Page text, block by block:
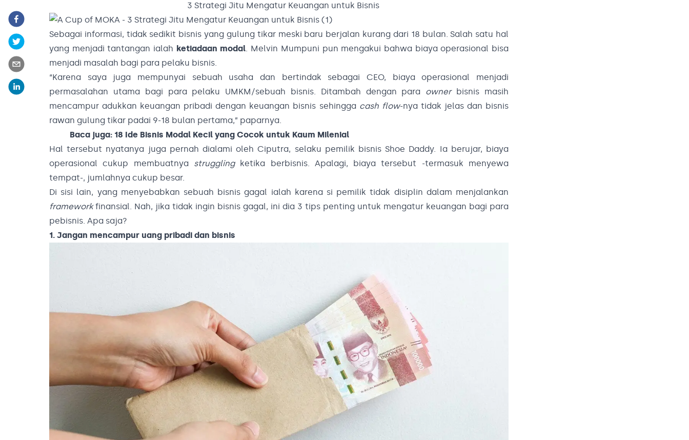
3 Strategi Jitu Mengatur Keuangan untuk Bisnis
Sebagai informasi, tidak sedikit bisnis yang gulung tikar meski baru berjalan kurang dari 18 bulan. Salah satu hal
yang menjadi tantangan ialah ketiadaan modal. Melvin Mumpuni pun mengakui bahwa biaya operasional bisa
menjadi masalah bagi para pelaku bisnis.
“Karena saya juga mempunyai sebuah usaha dan bertindak sebagai CEO, biaya operasional menjadi
permasalahan utama bagi para pelaku UMKM/sebuah bisnis. Ditambah dengan para owner bisnis masih
mencampur adukkan keuangan pribadi dengan keuangan bisnis sehingga cash flow-nya tidak jelas dan bisnis
rawan gulung tikar padai 9-18 bulan pertama,” paparnya.
Baca juga: 18 Ide Bisnis Modal Kecil yang Cocok untuk Kaum Milenial
Hal tersebut nyatanya juga pernah dialami oleh Ciputra, selaku pemilik bisnis Shoe Daddy. Ia berujar, biaya
operasional cukup membuatnya strugglingketika berbisnis. Apalagi, biaya tersebut -termasuk menyewa
tempat-, jumlahnya cukup besar.
Di sisi lain, yang menyebabkan sebuah bisnis gagal ialah karena si pemilik tidak disiplin dalam menjalankan
frameworkfinansial. Nah, jika tidak ingin bisnis gagal, ini dia 3 tips penting untuk mengatur keuangan bagi para
pebisnis. Apa saja?
1. Jangan mencampur uang pribadi dan bisnis